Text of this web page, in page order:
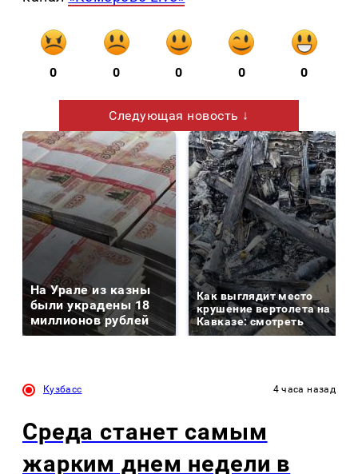
0 0 0 0 0
Следующая новость ↓
На Урале из казны
были украдены 18
миллионов рублей
Как выглядит место
крушение вертолета на
Кавказе: смотреть
Кузбасс 4 часа назад
Среда станет самым
жарким днем недели в